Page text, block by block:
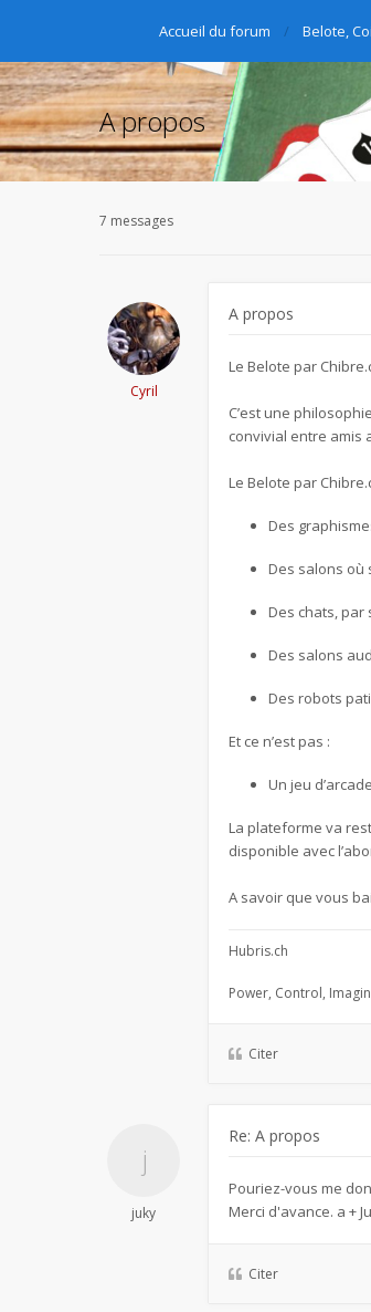
Accueil du forum Belote,
A propos
7 messages
Cyril
A propos
Le Belote par
C’est une
convivial entre amis
Le Belote par
Des
Des salons
Des chats,
Des salons
Des robots
Et ce n’est pas :
Un jeu
La plateforme va
disponible avec
A savoir que vous
Hubris.ch
Power, Control,
Citer
juky
Re: A propos
Pouriez-vous me
Merci d'avance. a +
Citer